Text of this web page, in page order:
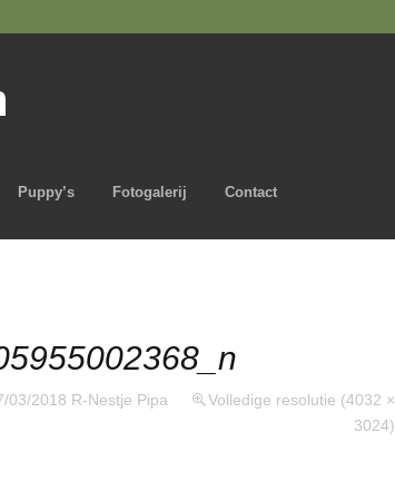
Puppy’s Fotogalerij Contact
03/2018 R-Nestje Pipa
Volledige resolutie (4032 ×
3024)